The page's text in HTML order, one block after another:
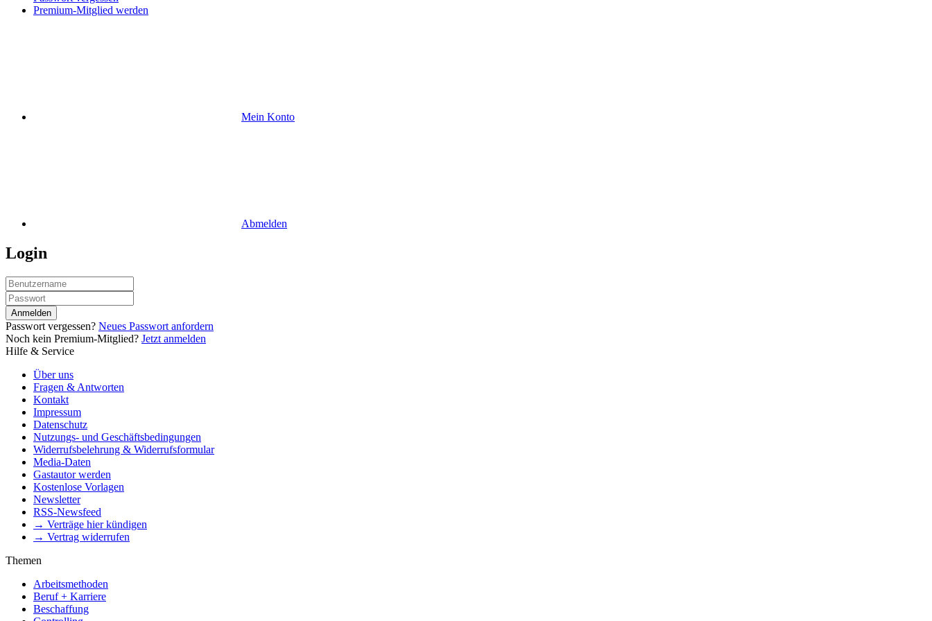
Premium-Mitglied werden
Mein Konto
Abmelden
Login
Anmelden
Passwort vergessen? Neues Passwort anfordern
Noch kein Premium-Mitglied? Jetzt anmelden
Hilfe & Service
Über uns
Fragen & Antworten
Kontakt
Impressum
Datenschutz
Nutzungs- und Geschäftsbedingungen
Widerrufsbelehrung & Widerrufsformular
Media-Daten
Gastautor werden
Kostenlose Vorlagen
Newsletter
RSS-Newsfeed
→ Verträge hier kündigen
→ Vertrag widerrufen
Themen
Arbeitsmethoden
Beruf + Karriere
Beschaffung